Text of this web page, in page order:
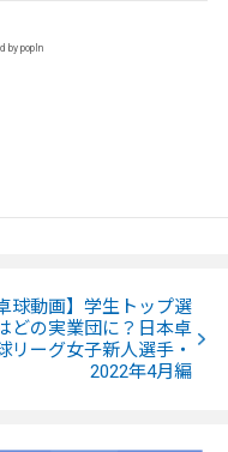
by popIn
卓球動画】学生トップ選
どの実業団に？日本卓
リーグ女子新人選手・
2022年4月編